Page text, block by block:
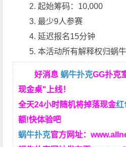
起始筹码：10,000
最少9人参赛
延迟报名15分钟
本活动所有解释权归蜗
好消息 蜗牛扑克GG扑克
现金桌"上线！
全天24小时随机将掉落现金红
额!快体验吧
蜗牛扑克官方网址：